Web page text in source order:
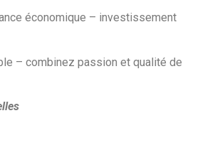
économique – investissement
– combinez passion et qualité de